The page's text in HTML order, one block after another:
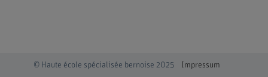
© Haute école spécialisée bernoise 2025 Impressum